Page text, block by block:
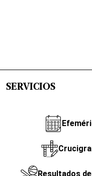
SERVICIOS
Resultados